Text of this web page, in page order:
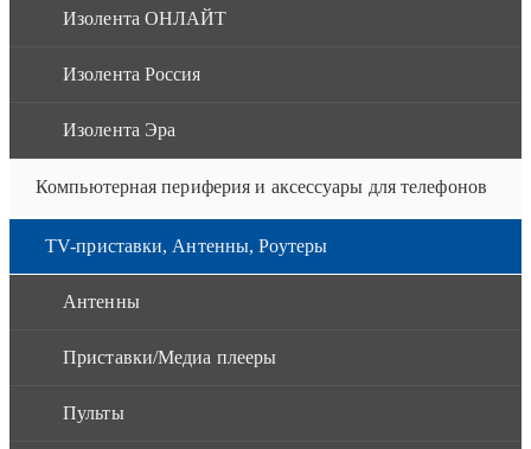
Изолента ОНЛАЙТ
Изолента Россия
Изолента Эра
Компьютерная периферия и аксессуары для телефонов
TV-приставки, Антенны, Роутеры
Антенны
Приставки/Медиа плееры
Пульты